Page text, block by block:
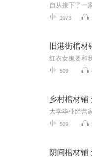
1073
旧港街棺
红衣女鬼要和
509
乡村棺材铺
大学毕业经营
509
阴间棺材铺